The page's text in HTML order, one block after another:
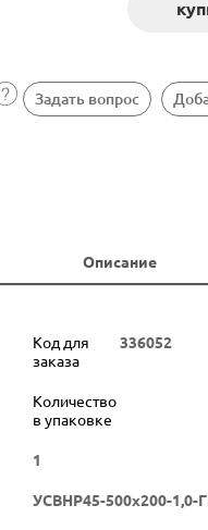
Задать вопрос
Описание
Код для
заказа
336052
Количество
в упаковке
1
УСВНР45-500х200-1,0-